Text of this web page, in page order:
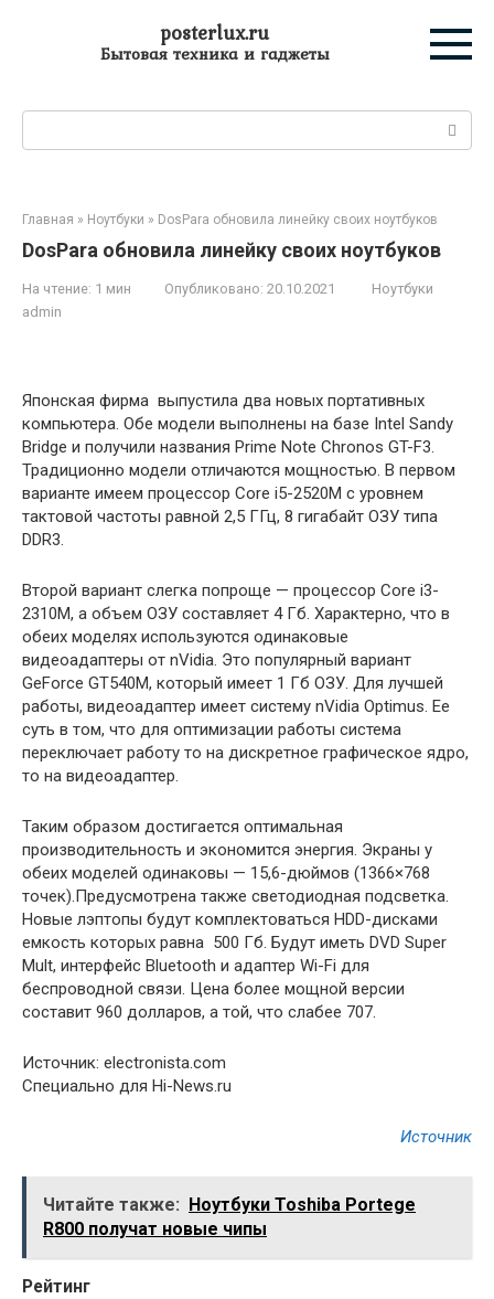
posterlux.ru
Бытовая техника и гаджеты
Главная » Ноутбуки » DosPara обновила линейку своих ноутбуков
DosPara обновила линейку своих ноутбуков
На чтение: 1 мин Опубликовано: 20.10.2021
Ноутбуки
admin
Японская фирма выпустила два новых портативных
компьютера. Обе модели выполнены на базе Intel Sandy
Bridge и получили названия Prime Note Chronos GT-F3.
Традиционно модели отличаются мощностью. В первом
варианте имеем процессор Core i5-2520M с уровнем
тактовой частоты равной 2,5 ГГц, 8 гигабайт ОЗУ типа
DDR3.
Второй вариант слегка попроще — процессор Core i3-
2310M, а объем ОЗУ составляет 4 Гб. Характерно, что в
обеих моделях используются одинаковые
видеоадаптеры от nVidia. Это популярный вариант
GeForce GT540M, который имеет 1 Гб ОЗУ. Для лучшей
работы, видеоадаптер имеет систему nVidia Optimus. Ее
суть в том, что для оптимизации работы система
переключает работу то на дискретное графическое ядро,
то на видеоадаптер.
Таким образом достигается оптимальная
производительность и экономится энергия. Экраны у
обеих моделей одинаковы — 15,6-дюймов (1366×768
точек).Предусмотрена также светодиодная подсветка.
Новые лэптопы будут комплектоваться HDD-дисками
емкость которых равна 500 Гб. Будут иметь DVD Super
Mult, интерфейс Bluetooth и адаптер Wi-Fi для
беспроводной связи. Цена более мощной версии
составит 960 долларов, а той, что слабее 707.
Источник: electronista.com
Специально для Hi-News.ru
Источник
Читайте также: Ноутбуки Toshiba Portege
R800 получат новые чипы
Рейтинг